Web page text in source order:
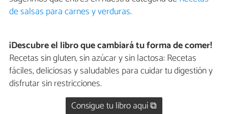
de salsas para carnes y verduras.
¡Descubre el libro que cambiará tu forma de comer!
Recetas sin gluten, sin azúcar y sin lactosa: Recetas
fáciles, deliciosas y saludables para cuidar tu digestión y
disfrutar sin restricciones.
Consigue tu libro aquí ⧉